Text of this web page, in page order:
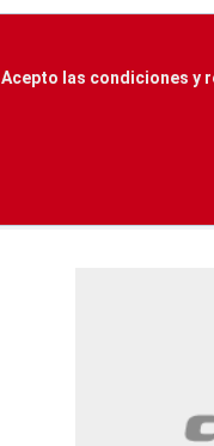
Acepto las condiciones y